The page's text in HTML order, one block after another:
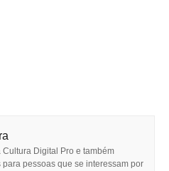
Cultura Digital Pro e também
pessoas que se interessam por